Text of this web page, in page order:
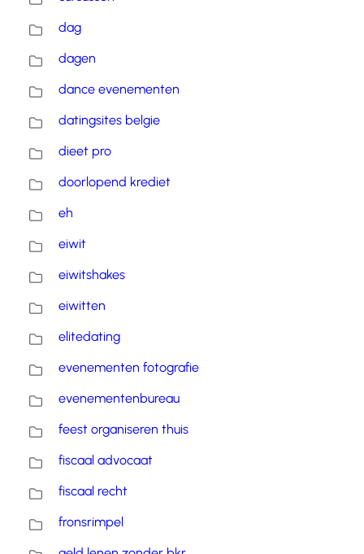
dag
dagen
dance evenementen
datingsites belgie
dieet pro
doorlopend krediet
eh
eiwit
eiwitshakes
eiwitten
elitedating
evenementen fotografie
evenementenbureau
feest organiseren thuis
fiscaal advocaat
fiscaal recht
fronsrimpel